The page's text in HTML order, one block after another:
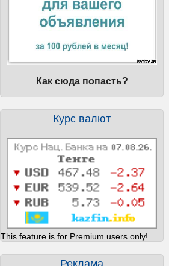
Как сюда попасть?
Курс валют
This feature is for Premium users only!
Реклама